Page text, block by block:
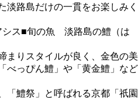
淡路島だけの一貫をお楽しみく
■旬の魚 淡路島の鱧（は
まりスタイルが良く、金色の美
べっぴん鱧」や「黄金鱧」など
「鱧祭」と呼ばれる京都「祇園